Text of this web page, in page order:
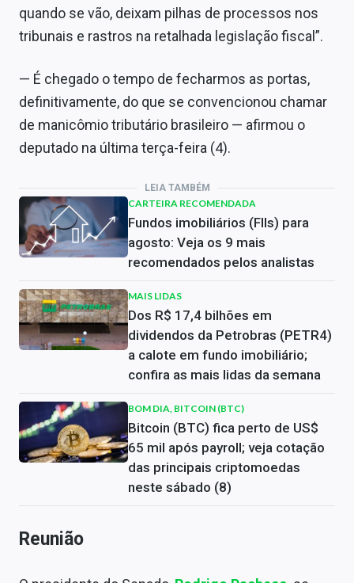
quando se vão, deixam pilhas de processos nos
tribunais e rastros na retalhada legislação fiscal”.
— É chegado o tempo de fecharmos as portas,
definitivamente, do que se convencionou chamar
de manicômio tributário brasileiro — afirmou o
deputado na última terça-feira (4).
LEIA TAMBÉM
CARTEIRA RECOMENDADA
Fundos imobiliários (FIIs) para
agosto: Veja os 9 mais
recomendados pelos analistas
MAIS LIDAS
Dos R$ 17,4 bilhões em
dividendos da Petrobras (PETR4)
a calote em fundo imobiliário;
confira as mais lidas da semana
BOM DIA, BITCOIN (BTC)
Bitcoin (BTC) fica perto de US$
65 mil após payroll; veja cotação
das principais criptomoedas
neste sábado (8)
Reunião